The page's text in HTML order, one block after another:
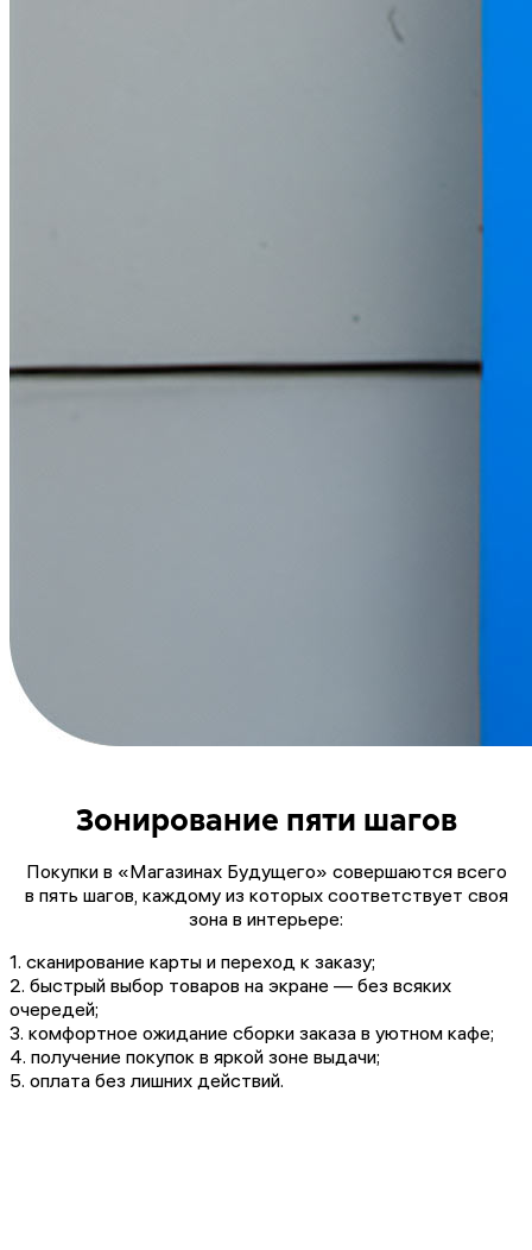
Зонирование пяти шагов
Покупки в «Магазинах Будущего» совершаются всего
в пять шагов, каждому из которых соответствует своя
зона в интерьере:
1. сканирование карты и переход к заказу;
2. быстрый выбор товаров на экране — без всяких
очередей;
3. комфортное ожидание сборки заказа в уютном кафе;
4. получение покупок в яркой зоне выдачи;
5. оплата без лишних действий.